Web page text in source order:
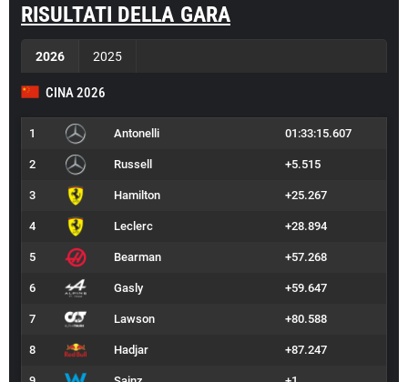
RISULTATI DELLA GARA
2026 2025
CINA 2026
1 Antonelli 01:33:15.607
2 Russell +5.515
3 Hamilton +25.267
4 Leclerc +28.894
5 Bearman +57.268
6 Gasly +59.647
7 Lawson +80.588
8 Hadjar +87.247